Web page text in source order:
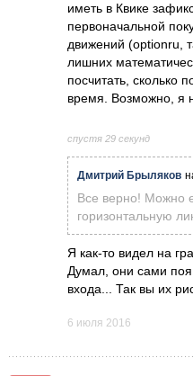
иметь в Квике
первоначальной
движений (optionru,
лишних
посчитать, сколько
время. Возможно, я
спустя 29 секунд
Дмитрий Брыляков
Все верно! Можно
горизонтальную
Я как-то видел на
Думал, они сами
входа... Так вы их
6 июля 2016